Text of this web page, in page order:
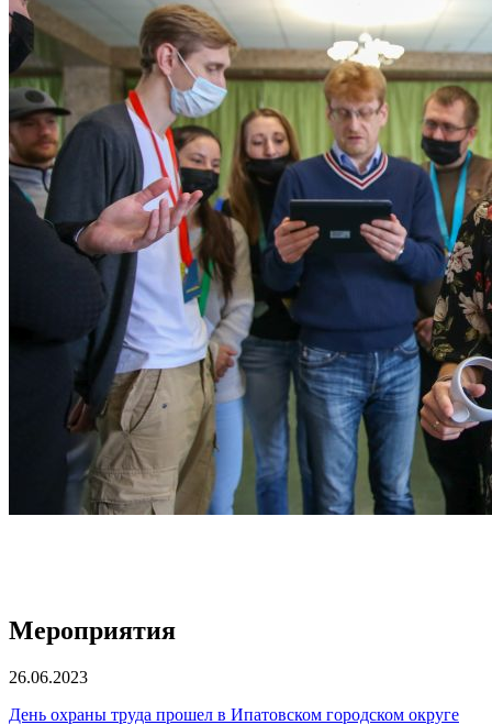
Мероприятия
26.06.2023
День охраны труда прошел в Ипатовском городском округе